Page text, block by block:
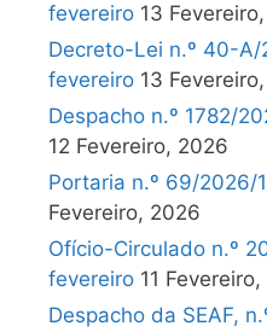
fevereiro 13
Decreto-Lei n.º 40-A/
fevereiro 13
Despacho n.º 1782/
12 Fevereiro, 2026
Portaria n.º 69/2026/
Fevereiro, 2026
Ofício-Circulado n.º
fevereiro 11
Despacho da SEAF,